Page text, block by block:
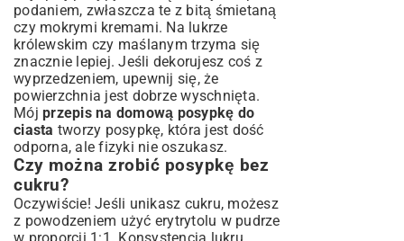
podaniem, zwłaszcza te z bitą śmietaną
czy mokrymi kremami. Na lukrze
królewskim czy maślanym trzyma się
znacznie lepiej. Jeśli dekorujesz coś z
wyprzedzeniem, upewnij się, że
powierzchnia jest dobrze wyschnięta.
Mój przepis na domową posypkę do
ciasta tworzy posypkę, która jest dość
odporna, ale fizyki nie oszukasz.
Czy można zrobić posypkę bez
cukru?
Oczywiście! Jeśli unikasz cukru, możesz
z powodzeniem użyć erytrytolu w pudrze